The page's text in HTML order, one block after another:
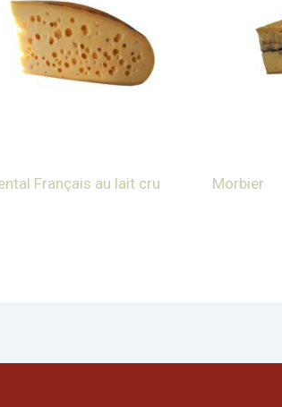
Français au lait cru Morbier